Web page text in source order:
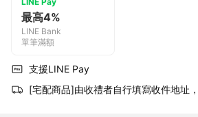
最高4%
LINE Bank
單筆滿額
支援LINE Pay
[宅配商品]由收禮者自行填寫收件地址，